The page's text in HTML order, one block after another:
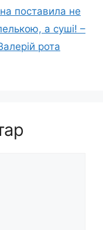
поставила не
а суші! –
рота